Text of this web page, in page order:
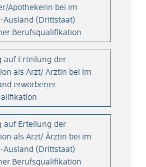
Apothekerin bei im
Ausland (Drittstaat)
Berufsqualifikation
auf Erteilung der
als Arzt/ Ärztin bei im
erworbener
auf Erteilung der
als Arzt/ Ärztin bei im
Ausland (Drittstaat)
Berufsqualifikation